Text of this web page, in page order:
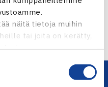
näitä tietoja muihin
tai joita on kerätty,